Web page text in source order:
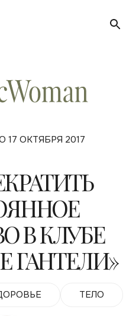
ОКТЯБРЯ 2017
В КЛУБЕ
ГАНТЕЛИ»
ТЕЛО